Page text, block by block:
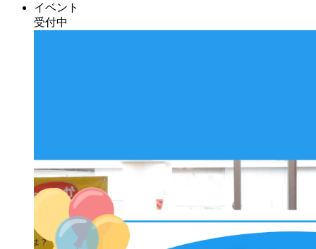
イベント
受付中